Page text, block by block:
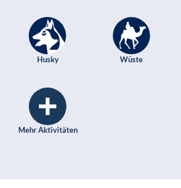
Husky Wüste
Mehr Aktivitäten